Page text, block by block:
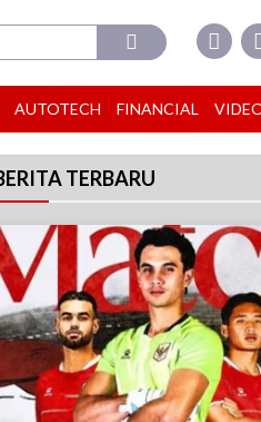
AUTOTECH FINANCIAL
TERBARU